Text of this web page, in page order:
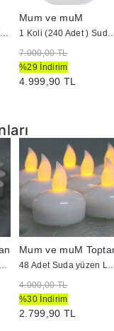
1 Koli (120 Adet ) Suda Yüzen Mum
Mum ve muM
1 Koli (240 Adet )
7.000,00 TL
%29 İndirim
4.999,90 TL
1 Koli Led Mum Sarı Işık Pili Mum
Mum ve muM
48 Adet Suda
4.000,00 TL
%30 İndirim
2.799,90 TL